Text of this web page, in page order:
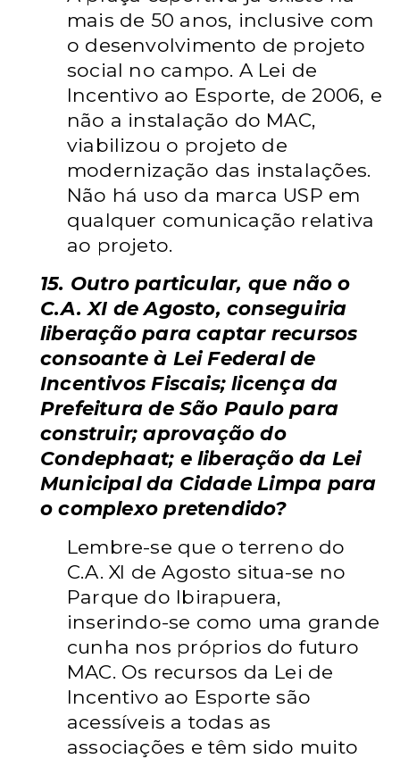
mais de 50 anos, inclusive com
o desenvolvimento de projeto
social no campo. A Lei de
Incentivo ao Esporte, de 2006, e
não a instalação do MAC,
viabilizou o projeto de
modernização das instalações.
Não há uso da marca USP em
qualquer comunicação relativa
ao projeto.
15. Outro particular, que não o
C.A. XI de Agosto, conseguiria
liberação para captar recursos
consoante à Lei Federal de
Incentivos Fiscais; licença da
Prefeitura de São Paulo para
construir; aprovação do
Condephaat; e liberação da Lei
Municipal da Cidade Limpa para
o complexo pretendido?
Lembre-se que o terreno do
C.A. XI de Agosto situa-se no
Parque do Ibirapuera,
inserindo-se como uma grande
cunha nos próprios do futuro
MAC. Os recursos da Lei de
Incentivo ao Esporte são
acessíveis a todas as
associações e têm sido muito